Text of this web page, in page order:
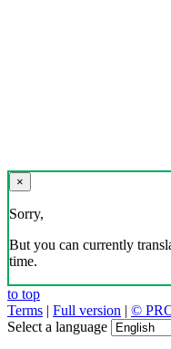
×
Sorry,
But you can currently
time.
to top
Terms | Full version | ©
Select a language